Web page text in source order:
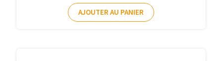
AJOUTER AU PANIER